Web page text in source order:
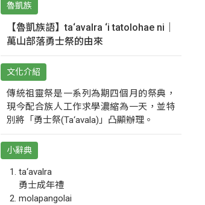
魯凱族
【魯凱族語】ta‘avalra ‘i tatolohae ni｜
萬山部落勇士祭的由來
文化介紹
傳統祖靈祭是一系列為期四個月的祭典，
現今配合族人工作求學濃縮為一天，並特
別將「勇士祭(Ta‘avala)」凸顯辦理。
小辭典
ta‘avalra
勇士成年禮
molapangolai